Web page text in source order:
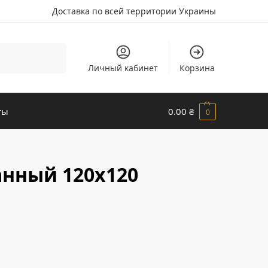
Доставка по всей территории Украины
Личный кабинет Корзина
0.00 ₴ 0
120х120